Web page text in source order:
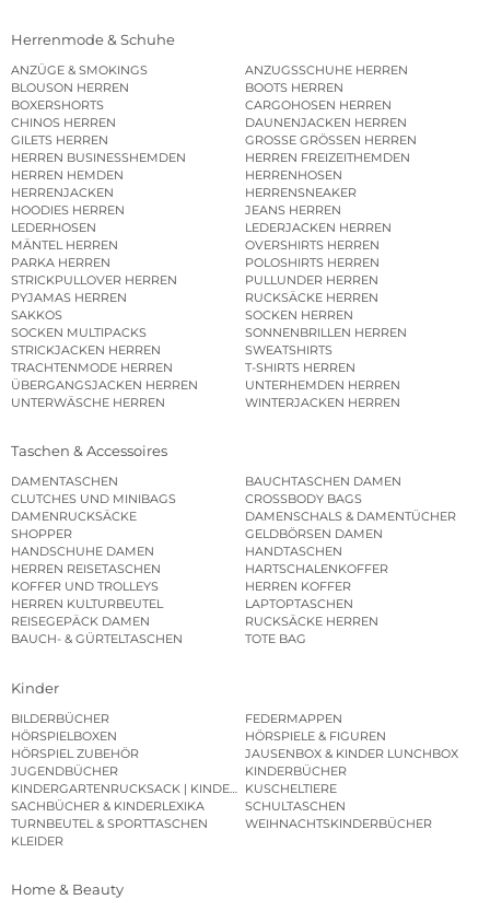
Herrenmode & Schuhe
ANZÜGE & SMOKINGS
ANZUGSSCHUHE HERREN
BLOUSON HERREN
BOOTS HERREN
BOXERSHORTS
CARGOHOSEN HERREN
CHINOS HERREN
DAUNENJACKEN HERREN
GILETS HERREN
GROSSE GRÖSSEN HERREN
HERREN BUSINESSHEMDEN
HERREN FREIZEITHEMDEN
HERREN HEMDEN
HERRENHOSEN
HERRENJACKEN
HERRENSNEAKER
HOODIES HERREN
JEANS HERREN
LEDERHOSEN
LEDERJACKEN HERREN
MÄNTEL HERREN
OVERSHIRTS HERREN
PARKA HERREN
POLOSHIRTS HERREN
STRICKPULLOVER HERREN
PULLUNDER HERREN
PYJAMAS HERREN
RUCKSÄCKE HERREN
SAKKOS
SOCKEN HERREN
SOCKEN MULTIPACKS
SONNENBRILLEN HERREN
STRICKJACKEN HERREN
SWEATSHIRTS
TRACHTENMODE HERREN
T-SHIRTS HERREN
ÜBERGANGSJACKEN HERREN
UNTERHEMDEN HERREN
UNTERWÄSCHE HERREN
WINTERJACKEN HERREN
Taschen & Accessoires
DAMENTASCHEN
BAUCHTASCHEN DAMEN
CLUTCHES UND MINIBAGS
CROSSBODY BAGS
DAMENRUCKSÄCKE
DAMENSCHALS & DAMENTÜCHER
SHOPPER
GELDBÖRSEN DAMEN
HANDSCHUHE DAMEN
HANDTASCHEN
HERREN REISETASCHEN
HARTSCHALENKOFFER
KOFFER UND TROLLEYS
HERREN KOFFER
HERREN KULTURBEUTEL
LAPTOPTASCHEN
REISEGEPÄCK DAMEN
RUCKSÄCKE HERREN
BAUCH- & GÜRTELTASCHEN
TOTE BAG
Kinder
BILDERBÜCHER
FEDERMAPPEN
HÖRSPIELBOXEN
HÖRSPIELE & FIGUREN
HÖRSPIEL ZUBEHÖR
JAUSENBOX & KINDER LUNCHBOX
JUGENDBÜCHER
KINDERBÜCHER
KINDERGARTENRUCKSACK | KINDERGARTENBEUTEL
KUSCHELTIERE
SACHBÜCHER & KINDERLEXIKA
SCHULTASCHEN
TURNBEUTEL & SPORTTASCHEN
WEIHNACHTSKINDERBÜCHER
KLEIDER
Home & Beauty